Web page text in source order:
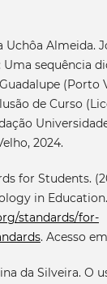
Uchôa Almeida.
Uma sequência
(Porto
de Curso
2024.
for Students.
in
standards/for-
. Acesso
da Silveira. O